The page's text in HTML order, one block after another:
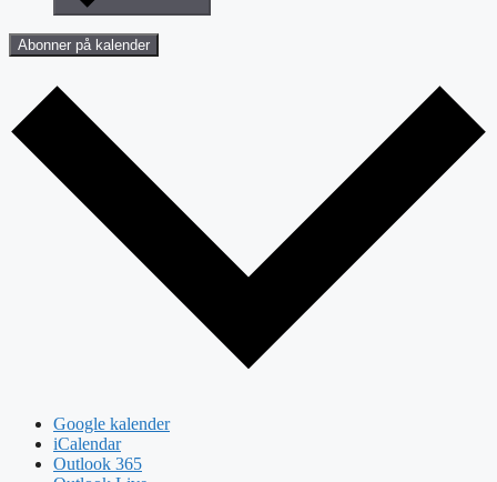
Abonner på kalender
Google kalender
iCalendar
Outlook 365